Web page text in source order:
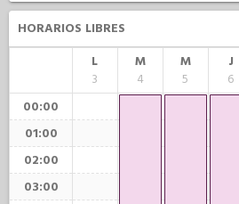
HORARIOS LIBRES
L
3
M
4
M
5
J
6
00:00
01:00
02:00
03:00